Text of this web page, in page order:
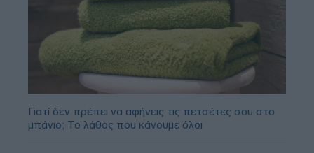
Γιατί δεν πρέπει να αφήνεις τις πετσέτες σου στο
μπάνιο; Το λάθος που κάνουμε όλοι